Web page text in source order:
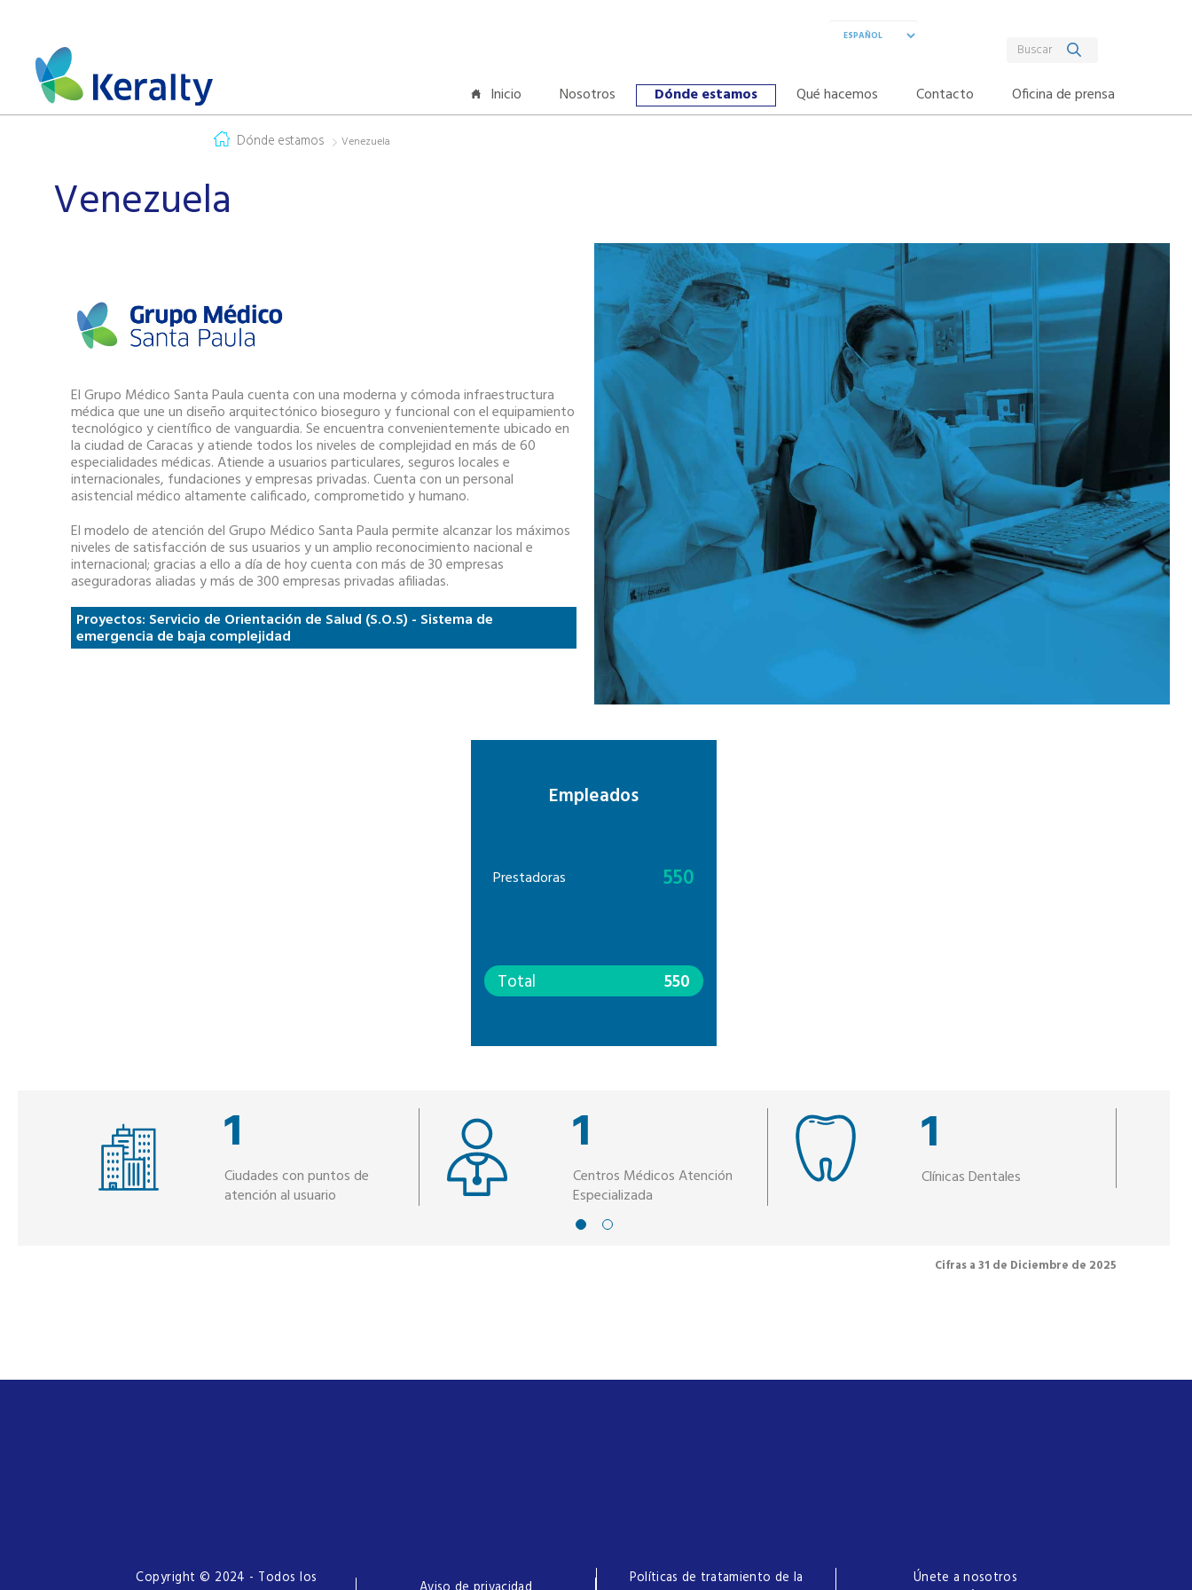
Inicio Nosotros Dónde estamos Qué hacemos Contacto Oficina de prensa
Dónde estamos Venezuela
Venezuela
El Grupo Médico Santa Paula cuenta con una moderna y cómoda infraestructura
médica que une un diseño arquitectónico bioseguro y funcional con el equipamiento
tecnológico y científico de vanguardia. Se encuentra convenientemente ubicado en
la ciudad de Caracas y atiende todos los niveles de complejidad en más de 60
especialidades médicas. Atiende a usuarios particulares, seguros locales e
internacionales, fundaciones y empresas privadas. Cuenta con un personal
asistencial médico altamente calificado, comprometido y humano.
El modelo de atención del Grupo Médico Santa Paula permite alcanzar los máximos
niveles de satisfacción de sus usuarios y un amplio reconocimiento nacional e
internacional; gracias a ello a día de hoy cuenta con más de 30 empresas
aseguradoras aliadas y más de 300 empresas privadas afiliadas.
Proyectos: Servicio de Orientación de Salud (S.O.S) - Sistema de
emergencia de baja complejidad
Empleados
Prestadoras 550
Total 550
1
Ciudades con puntos de
atención al usuario
1
Centros Médicos Atención
Especializada
1
Clínicas Dentales
Cifras a 31 de Diciembre de 2025
Copyright © 2024 - Todos los
Políticas de tratamiento de la
Únete a nosotros